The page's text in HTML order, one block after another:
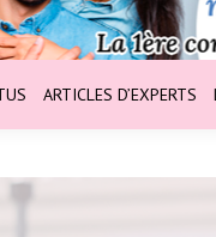
ARTICLES D’EXPERTS